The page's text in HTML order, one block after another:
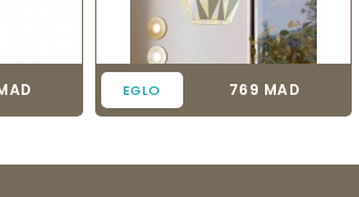
EGLO Prix
769 MAD